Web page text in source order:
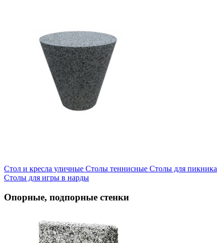
Стол и кресла уличные Cтолы теннисные Столы для пикника
Столы для игры в нарды
Опорные, подпорные стенки